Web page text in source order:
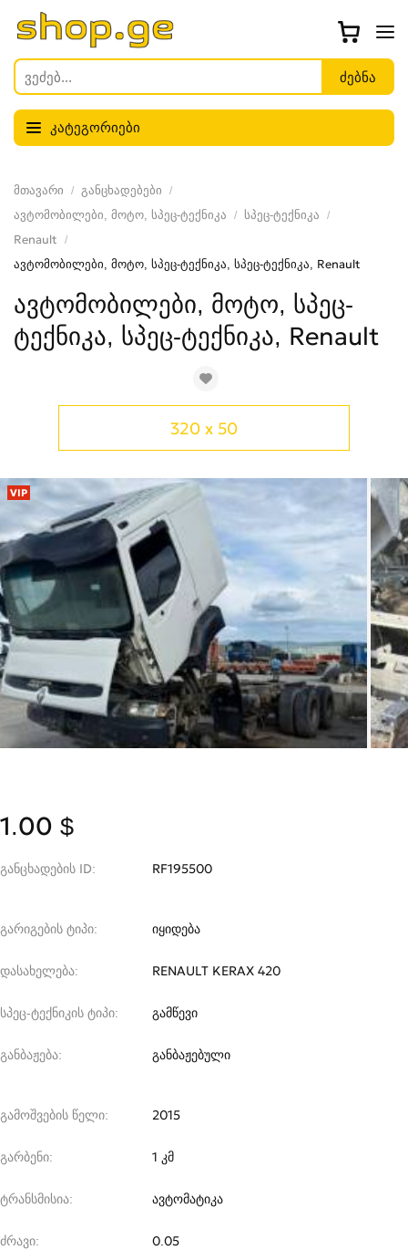
კატეგორიები
მთავარი
განცხადებები
ავტომობილები, მოტო, სპეც-ტექნიკა
სპეც-ტექნიკა
Renault
ავტომობილები, მოტო, სპეც-ტექნიკა, სპეც-ტექნიკა, Renault
ავტომობილები, მოტო, სპეც-
ტექნიკა, სპეც-ტექნიკა, Renault
320 x 50
VIP
1.00 $
განცხადების ID RF195500
გარიგების ტიპი იყიდება
დასახელება RENAULT KERAX 420
სპეც-ტექნიკის ტიპი გამწევი
განბაჟება განბაჟებული
გამოშვების წელი 2015
გარბენი 1 კმ
ტრანსმისია ავტომატიკა
ძრავი 0.05